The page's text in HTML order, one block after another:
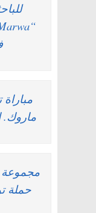
ماروك.
مجموعة